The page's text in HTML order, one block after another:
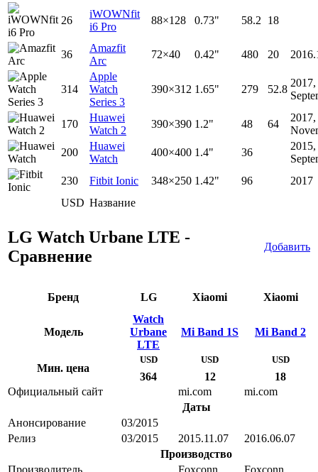
USD Название
26
iWOWNfit
i6 Pro
88×128 0.73" 58.2 18
36
Amazfit
Arc
72×40 0.42" 480 20
314
Apple
Watch
Series 3
390×312 1.65" 279 52.8
2017,
170
Huawei
Watch 2
390×390 1.2" 48 64
2017,
200
Huawei
Watch
400×400 1.4" 36
2015,
230
Fitbit Ionic 348×250 1.42" 96 2017
LG Watch Urbane LTE -
Сравнение
Добавить
Бренд LG Xiaomi Xiaomi
Модель
Watch
Urbane
LTE
Mi Band 1S Mi Band 2
Мин. цена
USD
364
USD
12
USD
18
Официальный сайт
mi.com
mi.com
Даты
Анонсирование
03/2015
Релиз
03/2015 2015.11.07
2016.06.07
Производство